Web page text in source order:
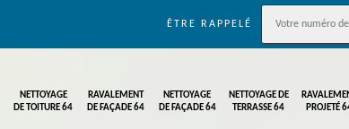
ÊTRE RAPPELÉ
NETTOYAGE
DE TOITURE 64
RAVALEMENT
DE FAÇADE 64
NETTOYAGE
DE FAÇADE 64
NETTOYAGE DE
TERRASSE 64
PROJETÉ